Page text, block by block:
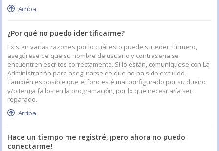
Arriba
¿Por qué no puedo identificarme?
Existen varias razones por lo cuál esto puede suceder. Primero,
asegúrese de que su nombre de usuario y contraseña se
encuentren escritos correctamente. Si lo están, comuníquese con La
Administración para asegurarse de que no ha sido excluido.
También es posible que el foro esté mal configurado por su dueño
y/o tenga fallos en la programación, por lo que necesitaría ser
reparado.
Arriba
Hace un tiempo me registré, ¡pero ahora no puedo
conectarme!